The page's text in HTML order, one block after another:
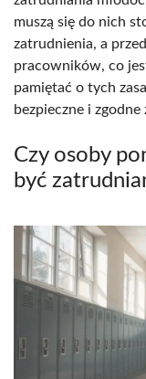
muszą się do nich
zatrudnienia, a
pracowników, co
pamiętać o tych
bezpieczne i
Czy osoby
być